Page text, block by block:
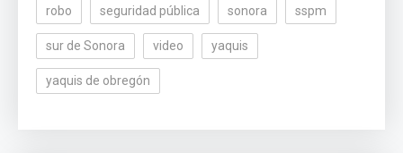
robo seguridad pública sonora sspm
sur de Sonora video yaquis
yaquis de obregón